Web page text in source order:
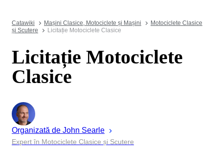
Catawiki Mașini Clasice, Motociclete și Mașini
Motociclete Clasice
și Scutere
Licitație Motociclete Clasice
Licitație Motociclete
Clasice
Organizată de John Searle
Expert în Motociclete Clasice și Scutere